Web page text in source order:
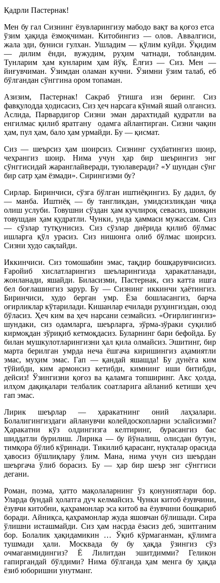
Қадрли Пастернак!
Мен бу гал Сизнинг ёзувларингизу мабодо вақт ва қоғоз етса
ўзим ҳақида ёзмоқчиман. Китобингиз — олов. Аввалгиси,
жала эди, буниси гулхан. Ушладим — қўлим куйди. Ўқидим
— дилим ёнди, вужудим, руҳим чатнади, тобландим.
Тунларим ҳам кунларим ҳам йўқ. Ёлғиз — Сиз. Мен —
йиғувчиман. Ўзимдан оламан кучни. Ўзимни ўзим талаб, еб
бўлгандан сўнггина ором топаман.
Азизим, Пастернак! Сакраб ўтишга изн беринг. Сиз
фавқулодда ҳодисасиз, Сиз ҳеч нарсага кўнмай яшай олгансиз.
Аслида, Парвардигор Сизни эман дарахтидай қудратли ва
енгилмас қилиб яратгану одамга айлантирган. Сизни чақин
ҳам, пул ҳам, бало ҳам урмайди. Бу — қисмат.
Сиз — шеърсиз ҳам шоирсиз. Сизнинг суҳбатингиз шоир,
чеҳрангиз шоир. Нима учун ҳар бир шеърингиз энг
сўнггисидай жаранглайверади, туюлаверади? «У шундан сўнг
бир сатр ҳам ёзмади». Сирингизми бу?
Сирлар. Биринчиси, сўзга бўлган иштиёқингиз. Бу дадил, бу
— манба. Иштиёқ — бу тангликдан, умидсизликдан чиқа
олиш услуби. Товушни сўздан ҳам кучлироқ севасиз, шовқин
товушдан ҳам қудратли. Чунки, унда ҳаммаси мужассам. Сиз
— сўзлар тутқунисиз. Сиз сўзлар диёрида қилиб бўлмас
ишларга қўл урасиз. Сиз нишонга олиб бўлмас шоирсиз.
Сизни худо сақлайди.
Иккинчиси. Сиз томошабин эмас, тақдир бошқарувчисисиз.
Ғаройиб хислатларингиз шеъларингизда ҳаракатланади,
жонланади, яшайди. Биласизми, Пастернак, сиз катта ишга
бел боғлашингиз зарур. Бу — Сизнинг иккинчи ҳаётингиз.
Биринчиси, худо берган умр. Ёза бошласангиз, барча
оғирликлар кўтарилади. Кишанлар ечилади руҳингиздан, озод
бўласиз. Ҳеч ким ва ҳеч нарсани сезмайсиз. «Оғирлигингиз»
шундаки, сиз одамларга, шеърларга, зўрма-зўраки суқилиб
кирмоқдан зўриқиб кетмоқдасиз. Буларнинг бари бефойда. Бу
билан мушкулотларингизни ҳал қила олмайсиз. Эшитинг, бир
марта берилган умрда неча ёшгача киришингиз аҳамиятли
эмас, муҳим эмас. Гап — қандай яшашда! Бу дунёга ким
тўйибди, ким армонсиз кетибди, кимнинг иши битибди,
дейсиз! Ўзингизни қоғоз ва қаламга топширинг. Акс ҳолда,
илҳом дақиқалари телбалик соатларига айланиб кетиши ҳеч
гап эмас.
Лирик шеърлар — ҳаракатнинг оний лаҳзалари.
Болалигингиздаги айланувчи колейдоскопларни эслайсизми?
Ҳаракатни кўз олдингизга келтиринг, бурасангиз бас
шиддатли бурилиш. Лирика — бу йўналиш, олисдан бутун,
тимқора бўлиб кўринади. Тикилиб қарасанг, нуқталар орасида
ҳавосиз бўшлиқлару ўлим. Мана, нима учун сиз шеърдан
шеъргача ўлиб борасиз. Бу — ҳар бир шеър энг сўнггиси
дегани.
Роман, поэма, ҳатто мақолаларнинг ўз қонуниятлари бор.
Уларда бундай ҳолатга дуч келмайсиз. Чунки китоб ёзувчини,
ёзувчи китобни, қаҳрамонлар эса китоб ва ёзувчини бошқариб
боради. Айниқса, қаҳрамонлар жуда яшовчан бўлишади. Сира
ўлишни исташмайди. Сиз ҳам насрда ёзасиз деб, эшитганим
бор. Болалик ҳақидамикин … Ўқиб кўрмаганман, қўлимга
тушмади ҳали. Москвада бу бу ҳақда ўзингиз сўз
очмаганмидингиз? Ё Лилитдан эшитдимми? Геликон
гапиргандай бўлдими? Нима бўлганда ҳам менга бу ҳақда
ёзиб юборишни унутманг.